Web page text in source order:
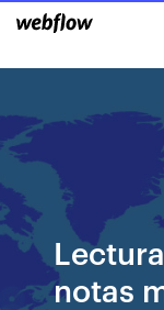
notas